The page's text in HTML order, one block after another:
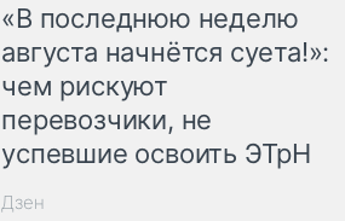
«В последнюю неделю
августа начнётся суета!»:
чем рискуют
перевозчики, не
успевшие освоить ЭТрН
Дзен